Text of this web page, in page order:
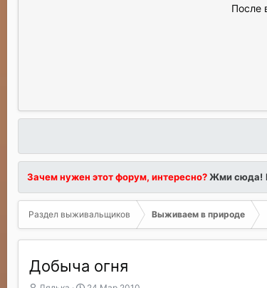
После
Зачем нужен этот форум, интересно?Жми сюда!
Раздел выживальщиков Выживаем в природе
Добыча огня